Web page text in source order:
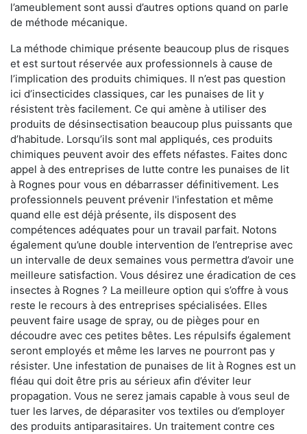
l’ameublement sont aussi d’autres options quand on parle
de méthode mécanique.
La méthode chimique présente beaucoup plus de risques
et est surtout réservée aux professionnels à cause de
l’implication des produits chimiques. Il n’est pas question
ici d’insecticides classiques, car les punaises de lit y
résistent très facilement. Ce qui amène à utiliser des
produits de désinsectisation beaucoup plus puissants que
d’habitude. Lorsqu’ils sont mal appliqués, ces produits
chimiques peuvent avoir des effets néfastes. Faites donc
appel à des entreprises de lutte contre les punaises de lit
à Rognes pour vous en débarrasser définitivement. Les
professionnels peuvent prévenir l'infestation et même
quand elle est déjà présente, ils disposent des
compétences adéquates pour un travail parfait. Notons
également qu’une double intervention de l’entreprise avec
un intervalle de deux semaines vous permettra d’avoir une
meilleure satisfaction. Vous désirez une éradication de ces
insectes à Rognes ? La meilleure option qui s’offre à vous
reste le recours à des entreprises spécialisées. Elles
peuvent faire usage de spray, ou de pièges pour en
découdre avec ces petites bêtes. Les répulsifs également
seront employés et même les larves ne pourront pas y
résister. Une infestation de punaises de lit à Rognes est un
fléau qui doit être pris au sérieux afin d’éviter leur
propagation. Vous ne serez jamais capable à vous seul de
tuer les larves, de déparasiter vos textiles ou d’employer
des produits antiparasitaires. Un traitement contre ces